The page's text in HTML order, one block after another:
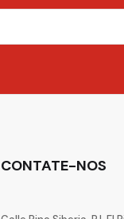
CONTATE-NOS